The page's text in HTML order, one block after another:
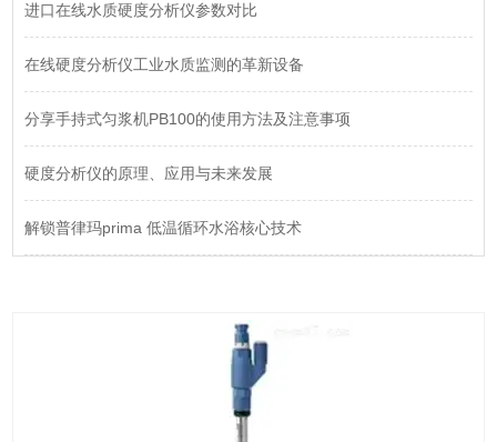
进口在线水质硬度分析仪参数对比
在线硬度分析仪工业水质监测的革新设备
分享手持式匀浆机PB100的使用方法及注意事项
硬度分析仪的原理、应用与未来发展
解锁普律玛prima 低温循环水浴核心技术